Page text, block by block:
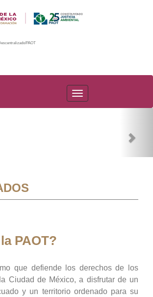
PAOT
PAOT
PAOT?
que defiende los derechos de los
Ciudad de México, a disfrutar de un
y un territorio ordenado para su